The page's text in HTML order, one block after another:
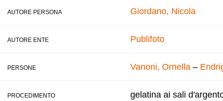
AUTORE PERSONA Giordano, Nicola
AUTORE ENTE Publifoto
PERSONE Vanoni, Ornella –
PROCEDIMENTO gelatina ai sali